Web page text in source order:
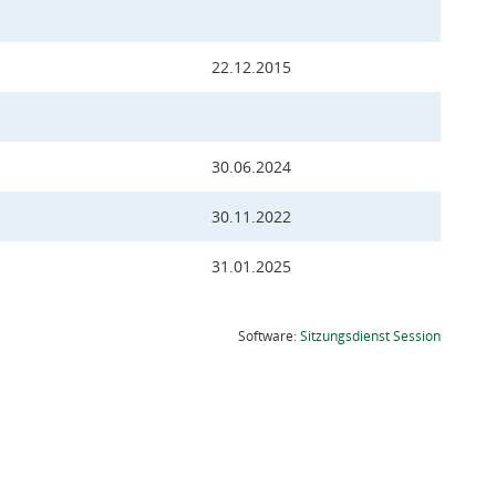
22.12.2015
30.06.2024
30.11.2022
31.01.2025
Software:SitzungsdienstSession(Wird in